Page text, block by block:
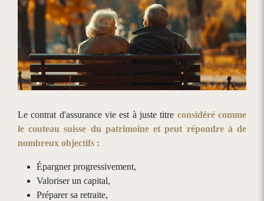
Le contrat d'assurance vie est à juste titre considéré comme
le couteau suisse du patrimoine et peut répondre à de
nombreux objectifs :
Épargner progressivement,
Valoriser un capital,
Préparer sa retraite,